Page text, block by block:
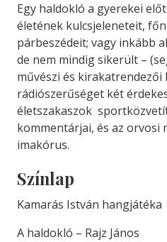
Egy haldokló a gyerekei
életének kulcsjeleneteit,
párbeszédeit; vagy inkább
de nem mindig sikerült –
művészi és kirakatrendezői
rádiószerűséget két
életszakaszok
kommentárjai, és az orvosi
imakórus.
Színlap
Kamarás István hangjátéka
A haldokló – Rajz János